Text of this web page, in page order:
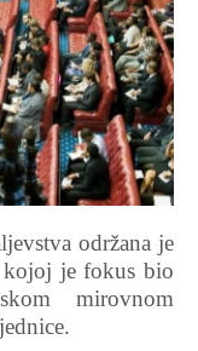
održana je
kojoj je fokus bio
mirovnom